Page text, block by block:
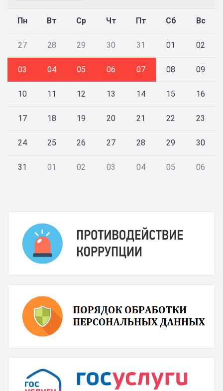
Пн Вт Ср Чт Пт Сб Вс
27 28 29 30 31 01 02
03 04 05 06 07 08 09
10 11 12 13 14 15 16
17 18 19 20 21 22 23
24 25 26 27 28 29 30
31 01 02 03 04 05 06